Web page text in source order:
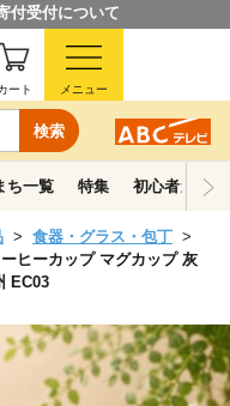
付受付について
検索
ート メニュー
ち一覧 特集 初心者ガイド
食器・グラス・包丁
ヒーカップ マグカップ 灰
EC03